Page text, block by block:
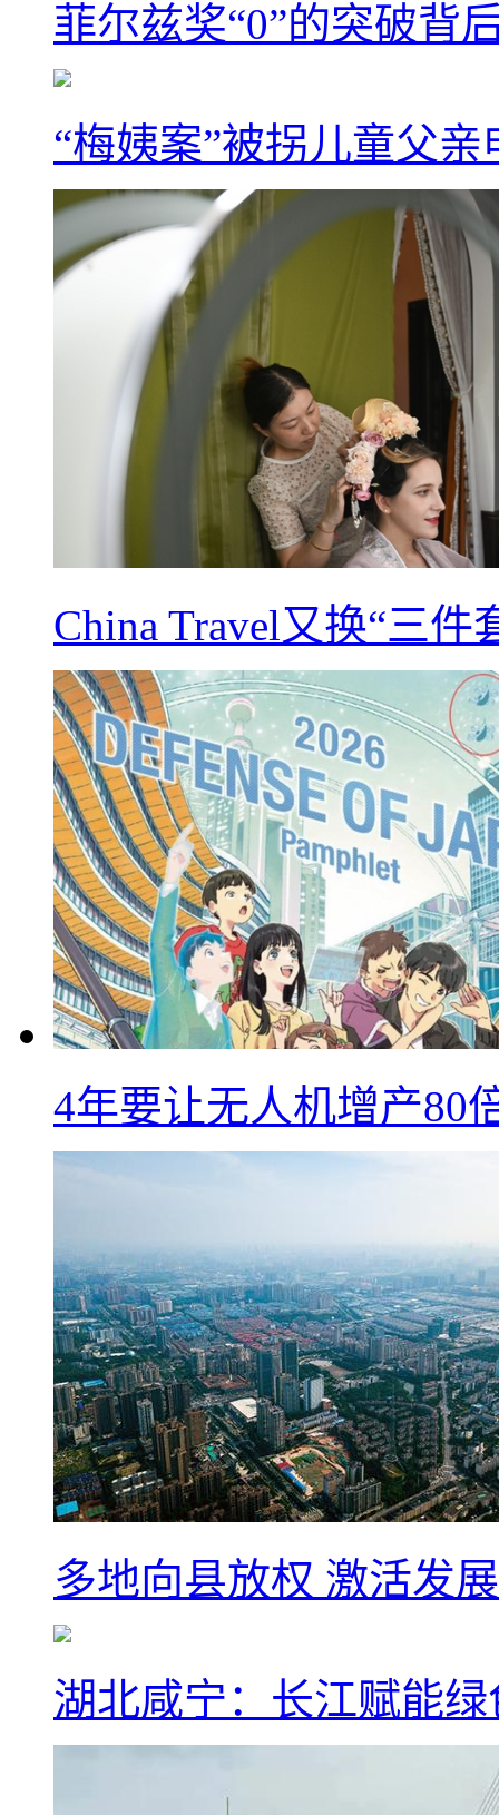
菲尔兹奖“0”的突破背
“梅姨案”被拐儿童父
China Travel又换“三
4年要让无人机增产80
多地向县放权 激活发
湖北咸宁：长江赋能